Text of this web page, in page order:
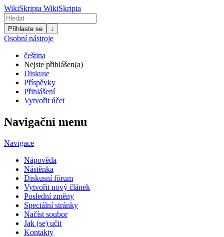
WikiSkripta WikiSkripta
Přihlaste se ↓
Osobní nástroje
čeština
Nejste přihlášen(a)
Diskuse
Příspěvky
Přihlášení
Vytvořit účet
Navigační menu
Navigace
Nápověda
Nástěnka
Diskusní fórum
Vytvořit nový článek
Poslední změny
Speciální stránky
Načíst soubor
Jak (se) učit
Kontakty